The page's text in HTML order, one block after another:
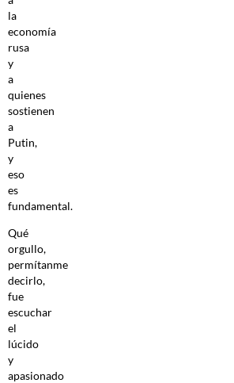
la
economía
rusa
y
a
quienes
sostienen
a
Putin,
y
eso
es
fundamental.
Qué
orgullo,
permítanme
decirlo,
fue
escuchar
el
lúcido
y
apasionado